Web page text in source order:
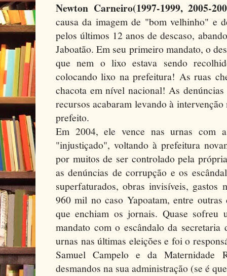
Newton Carneiro(1997-1999, 2005-
causa da imagem de "bom velhinho" e
pelos últimos 12 anos de descaso,
Jaboatão. Em seu primeiro mandato, o
que nem o lixo estava sendo
colocando lixo na prefeitura! As ruas
chacota em nível nacional! As
recursos acabaram levando à
prefeito.
Em 2004, ele vence nas urnas com
"injustiçado", voltando à prefeitura
por muitos de ser controlado pela
as denúncias de corrupção e os
superfaturados, obras invisíveis, gastos
960 mil no caso Yapoatam, entre
que enchiam os jornais. Quase sofreu
mandato com o escândalo da
urnas nas últimas eleições e foi o
Samuel Campelo e da Maternidade
desmandos na sua administração (se é